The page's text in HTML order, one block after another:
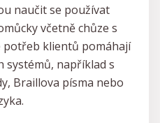
naučit se používat
včetně chůze s
potřeb klientů pomáhají
systémů, například s
Braillova písma nebo